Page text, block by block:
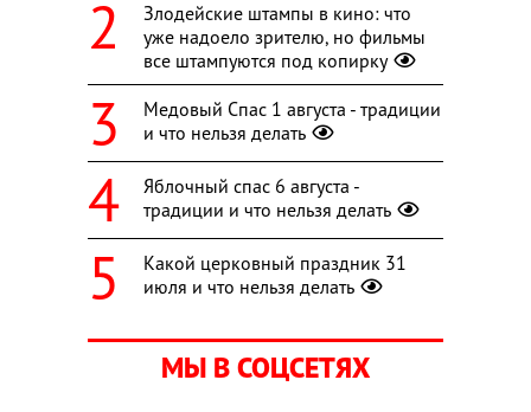
Злодейские штампы в кино: что
уже надоело зрителю, но фильмы
все штампуются под копирку
Медовый Спас 1 августа - традиции
и что нельзя делать
Яблочный спас 6 августа -
традиции и что нельзя делать
Какой церковный праздник 31
июля и что нельзя делать
МЫ В СОЦСЕТЯХ